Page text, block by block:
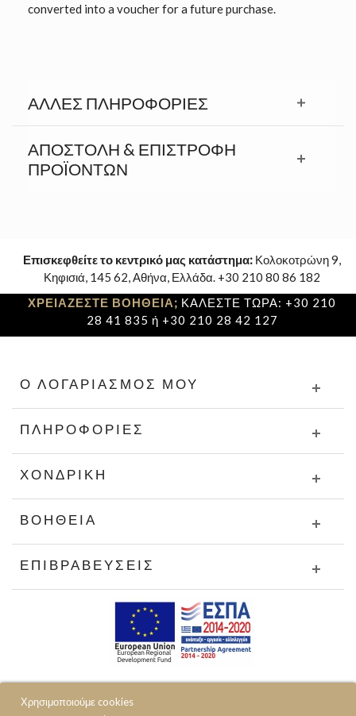
Χρησιμοποιούμε cookies
converted into a voucher for a future purchase.
ΆΛΛΕΣ ΠΛΗΡΟΦΟΡΊΕΣ
ΑΠΟΣΤΟΛΉ & ΕΠΙΣΤΡΟΦΉ
ΠΡΟΪΟΝΤΩΝ
Επισκεφθείτε το κεντρικό μας κατάστημα: Κολοκοτρώνη 9,
Κηφισιά, 145 62, Αθήνα, Ελλάδα. +30 210 80 86 182
ΧΡΕΙΑΖΕΣΤΕ ΒΟΗΘΕΙΑ; ΚΑΛΕΣΤΕ ΤΩΡΑ: +30 210
28 41 835 ή +30 210 28 42 127
Ο ΛΟΓΑΡΙΑΣΜΌΣ ΜΟΥ
ΠΛΗΡΟΦΟΡΊΕΣ
ΧΟΝΔΡΙΚΉ
ΒΟΉΘΕΙΑ
ΕΠΙΒΡΑΒΕΎΣΕΙΣ